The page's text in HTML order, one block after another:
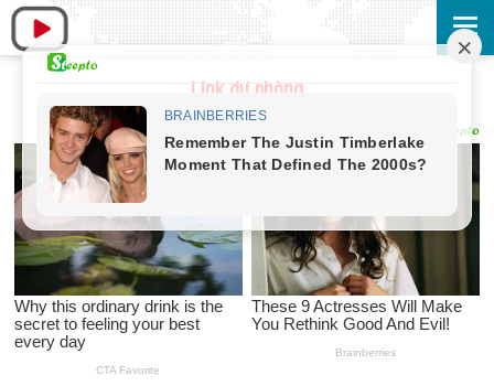
Link dự phòng